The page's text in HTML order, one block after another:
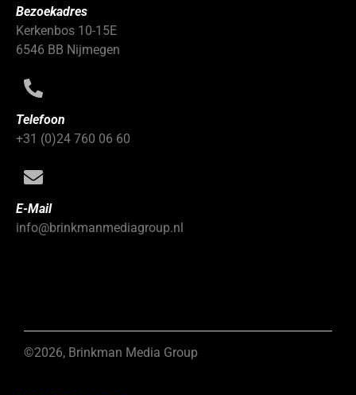
Bezoekadres
Kerkenbos 10-15E
6546 BB Nijmegen
Telefoon
+31 (0)24 760 06 60
E-Mail
info@brinkmanmediagroup.nl
©2026, Brinkman Media Group